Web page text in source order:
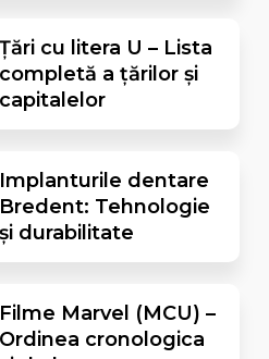
Țări cu litera U – Lista
completă a țărilor și
capitalelor
Implanturile dentare
Bredent: Tehnologie
și durabilitate
Filme Marvel (MCU) –
Ordinea cronologica